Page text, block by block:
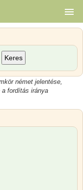
Keres
német jelentése,
a fordítás iránya